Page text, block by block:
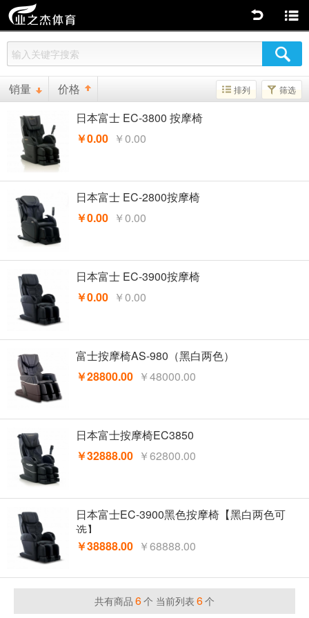
销量 价格 排列 筛选
日本富士 EC-3800 按摩椅
￥0.00 ￥0.00
日本富士 EC-2800按摩椅
￥0.00 ￥0.00
日本富士 EC-3900按摩椅
￥0.00 ￥0.00
富士按摩椅AS-980（黑白两色）
￥28800.00 ￥48000.00
日本富士按摩椅EC3850
￥32888.00 ￥62800.00
日本富士EC-3900黑色按摩椅【黑白两色可
选】
￥38888.00 ￥68888.00
共有商品 6个 当前列表 6个